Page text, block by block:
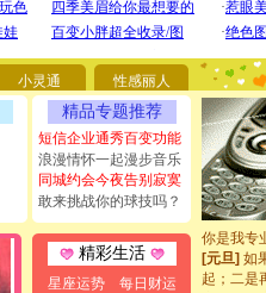
小灵通 性感丽人
精品专题推荐
短信企业通秀百变功能
浪漫情怀一起漫步音乐
同城约会今夜告别寂寞
敢来挑战你的球技吗？
精彩生活
星座运势
每日财运
[圣诞节]
要平安！
[圣诞节]
能正大光
都要快乐
[圣诞节]
如意,快
[元旦]看
断电。爱
你是我专
[元旦] 如
起；二是